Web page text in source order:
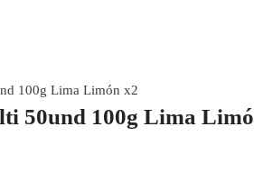
100g Lima Limón x2
50und 100g Lima